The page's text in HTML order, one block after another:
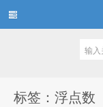
标签：浮点数